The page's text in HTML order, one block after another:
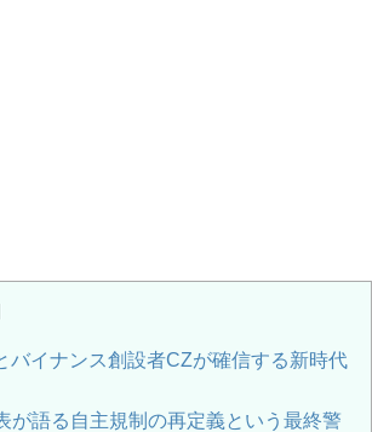
バイナンス創設者CZが確信する新時代
語る自主規制の再定義という最終警